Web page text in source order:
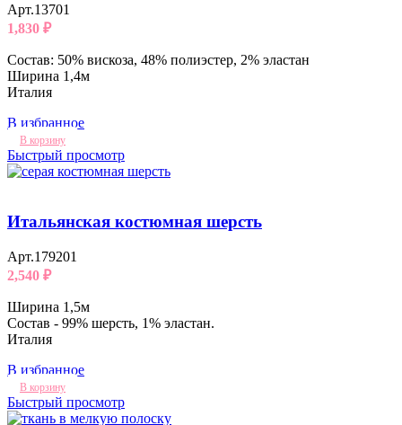
Арт.13701
1,830 ₽
Состав: 50% вискоза, 48% полиэстер, 2% эластан
Ширина 1,4м
Италия
В избранное
В корзину
Быстрый просмотр
Итальянская костюмная шерсть
Арт.179201
2,540 ₽
Ширина 1,5м
Состав - 99% шерсть, 1% эластан.
Италия
В избранное
В корзину
Быстрый просмотр